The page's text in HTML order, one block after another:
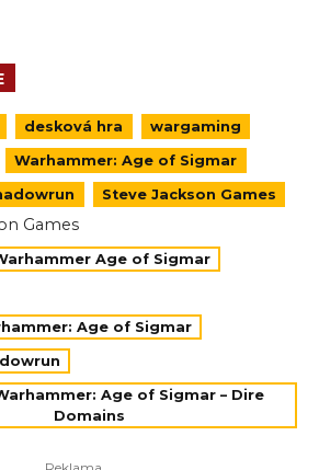
desková hra wargaming
Warhammer: Age of Sigmar
Steve Jackson Games
Games
Age of Sigmar
Age of Sigmar
Age of Sigmar – Dire
Domains